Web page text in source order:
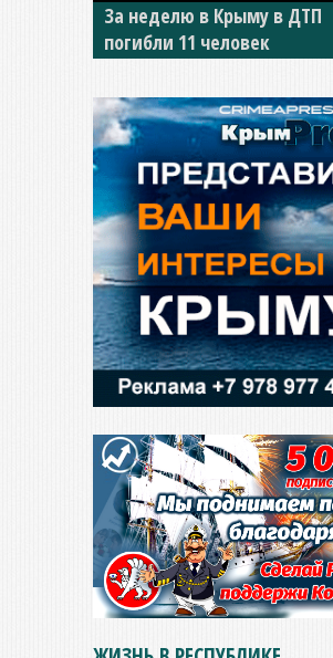
В Джанкое водитель ВАЗа
сбил двух детей на «зебре»